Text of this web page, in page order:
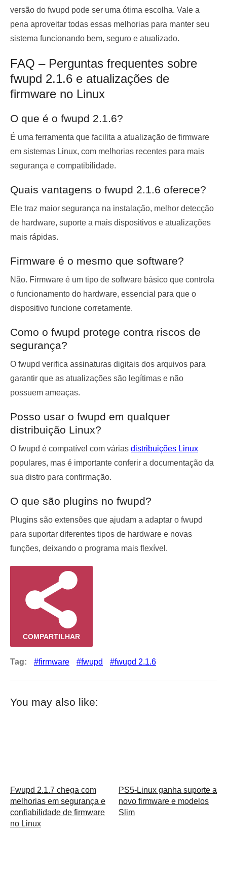
versão do fwupd pode ser uma ótima escolha. Vale a
pena aproveitar todas essas melhorias para manter seu
sistema funcionando bem, seguro e atualizado.
FAQ – Perguntas frequentes sobre
fwupd 2.1.6 e atualizações de
firmware no Linux
O que é o fwupd 2.1.6?
É uma ferramenta que facilita a atualização de firmware
em sistemas Linux, com melhorias recentes para mais
segurança e compatibilidade.
Quais vantagens o fwupd 2.1.6 oferece?
Ele traz maior segurança na instalação, melhor detecção
de hardware, suporte a mais dispositivos e atualizações
mais rápidas.
Firmware é o mesmo que software?
Não. Firmware é um tipo de software básico que controla
o funcionamento do hardware, essencial para que o
dispositivo funcione corretamente.
Como o fwupd protege contra riscos de
segurança?
O fwupd verifica assinaturas digitais dos arquivos para
garantir que as atualizações são legítimas e não
possuem ameaças.
Posso usar o fwupd em qualquer
distribuição Linux?
O fwupd é compatível com várias distribuições Linux
populares, mas é importante conferir a documentação da
sua distro para confirmação.
O que são plugins no fwupd?
Plugins são extensões que ajudam a adaptar o fwupd
para suportar diferentes tipos de hardware e novas
funções, deixando o programa mais flexível.
COMPARTILHAR
Tag: firmware fwupd fwupd 2.1.6
You may also like:
Fwupd 2.1.7 chega com
melhorias em segurança e
confiabilidade de firmware
no Linux
PS5-Linux ganha suporte a
novo firmware e modelos
Slim